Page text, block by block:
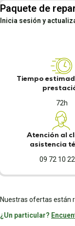
Paquete de
Inicia sesión y
Tiempo
72h
Atención al
asistencia
09 72 10
Nuestras ofertas están
¿Un particular?